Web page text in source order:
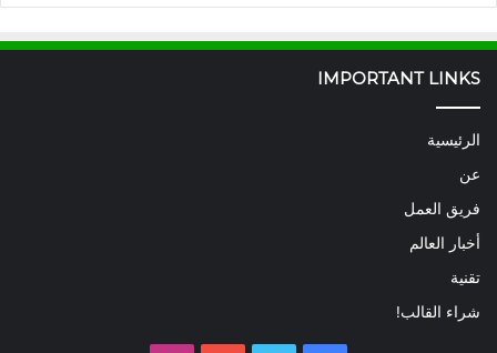
IMPORTANT LINKS
الرئيسية
عن
فريق العمل
أخبار العالم
تقنية
شراء القالب!